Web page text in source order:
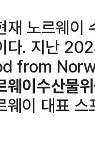
재 노르웨이
다. 지난
from
웨이수산물
웨이 대표